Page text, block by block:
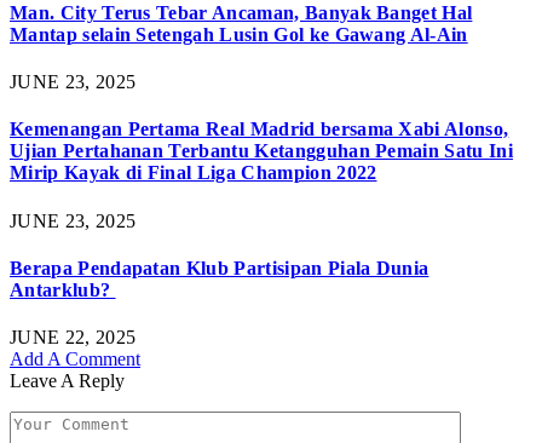
Man. City Terus Tebar Ancaman, Banyak Banget Hal
Mantap selain Setengah Lusin Gol ke Gawang Al-Ain
JUNE 23, 2025
Kemenangan Pertama Real Madrid bersama Xabi Alonso,
Ujian Pertahanan Terbantu Ketangguhan Pemain Satu Ini
Mirip Kayak di Final Liga Champion 2022
JUNE 23, 2025
Berapa Pendapatan Klub Partisipan Piala Dunia
Antarklub?
JUNE 22, 2025
Add A Comment
Leave A Reply